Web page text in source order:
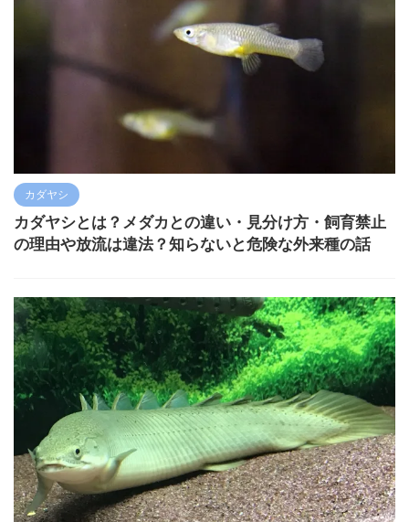
カダヤシ
カダヤシとは？メダカとの違い・見分け方・飼育禁止
の理由や放流は違法？知らないと危険な外来種の話